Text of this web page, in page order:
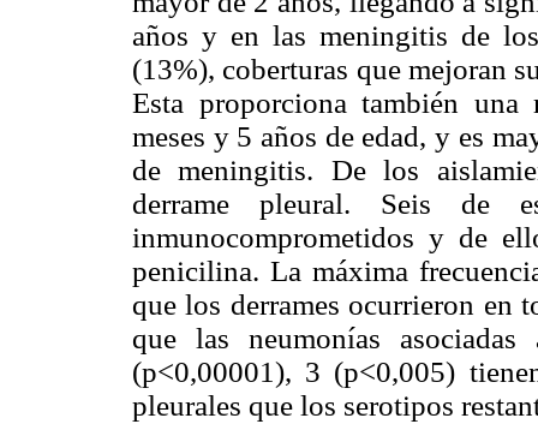
años y en las meningitis de
(13%), coberturas que mejoran
Esta proporciona también
meses y 5 años de edad, y es
de meningitis. De los
derrame pleural. Seis de
inmunocomprometidos y de
penicilina. La máxima
que los derrames ocurrieron en
que las neumonías
(p<0,00001), 3 (p<0,005)
pleurales que los serotipos